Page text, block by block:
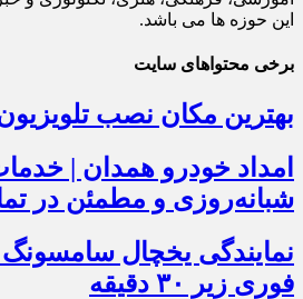
این حوزه ها می باشد.
برخی محتواهای سایت
بهترین مکان نصب
امداد خودرو همدان |
شبانه‌روزی و مطمئن در
نمایندگی یخچال سامسونگ
فوری زیر ۳۰ دقیقه